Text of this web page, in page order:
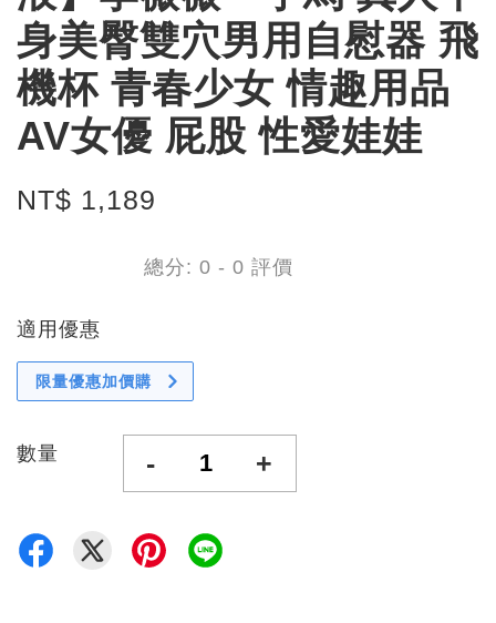
身美臀雙穴男用自慰器 飛
機杯 青春少女 情趣用品
AV女優 屁股 性愛娃娃
NT$ 1,189
總分: 0 - 0 評價
適用優惠
限量優惠加價購
數量 - +